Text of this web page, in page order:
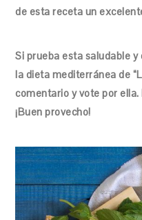
de esta receta un
Si prueba esta saludable
la dieta mediterránea de
comentario y vote por
¡Buen provecho!